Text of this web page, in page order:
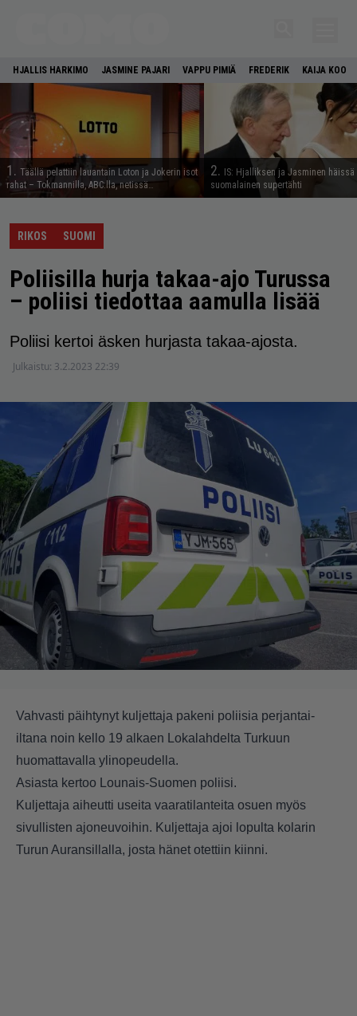
HJALLIS HARKIMO JASMINE PAJARI VAPPU PIMIÄ FREDERIK KAIJA KOO
1. Täällä pelattiin lauantain Loton ja Jokerin isot
rahat – Tokmannilla, ABC:lla, netissä…
2.
IS: Hjalliksen ja Jasminen häissä
suomalainen supertähti
RIKOS SUOMI
Poliisilla hurja takaa-ajo Turussa
– poliisi tiedottaa aamulla lisää
Poliisi kertoi äsken hurjasta takaa-ajosta.
Julkaistu: 3.2.2023 22:39
Vahvasti päihtynyt kuljettaja pakeni poliisia perjantai-
iltana noin kello 19 alkaen Lokalahdelta Turkuun
huomattavalla ylinopeudella.
Asiasta kertoo Lounais-Suomen poliisi.
Kuljettaja aiheutti useita vaaratilanteita osuen myös
sivullisten ajoneuvoihin. Kuljettaja ajoi lopulta kolarin
Turun Auransillalla, josta hänet otettiin kiinni.